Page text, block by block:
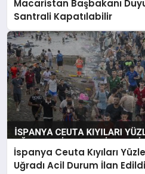
Macaristan Başbakanı
Santrali Kapatılabilir
İspanya Ceuta Kıyıları
Uğradı Acil Durum İlan Edildi